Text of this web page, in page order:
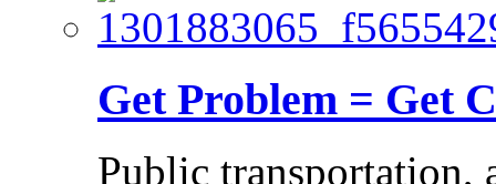
Get Problem = Get
Public transportation,